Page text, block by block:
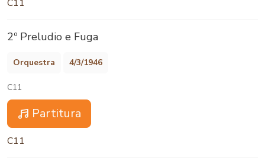
C11
2º Preludio e Fuga
Orquestra 4/3/1946
C11
Partitura
C11